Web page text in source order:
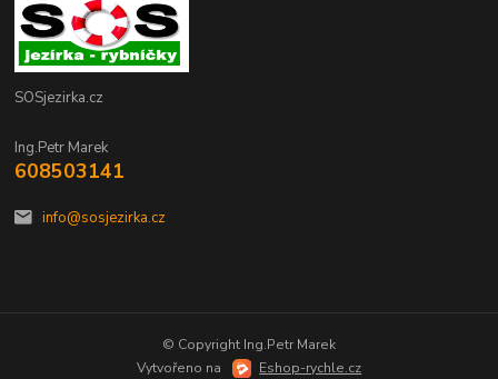
SOSjezirka.cz
Ing.Petr Marek
608503141
info@sosjezirka.cz
© Copyright Ing.Petr Marek
Vytvořeno na
Eshop-rychle.cz